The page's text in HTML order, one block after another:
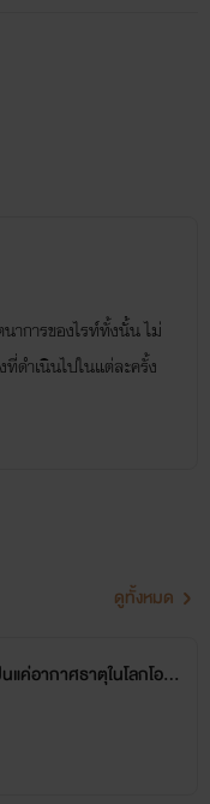
าการของไรท์ทั้งนั้น ไม่
ดำเนินไปในแต่ละครั้ง
องตัวละครผ่านมุมมอง
ะ โดยส่วนตัวเเล้วเป็น
บต่อจิตใจ ก็ขอลบออก
ที่ไรท์แต่งด้วยนะคะ
ดูทั้งหมด
แค่อากาศธาตุในโลกโอเม
าอยากให้ผมเด่นกว่าใค